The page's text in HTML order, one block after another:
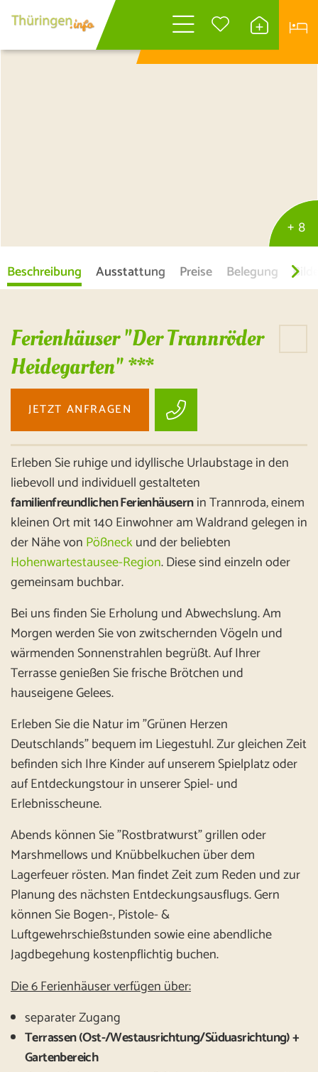
Wonach suchen
+ 8
Beschreibung Ausstattung Preise Belegung
Ferienhäuser "Der Trannröder
Heidegarten" ***
JETZT ANFRAGEN
Erleben Sie ruhige und idyllische Urlaubstage in den
liebevoll und individuell gestalteten
familienfreundlichen Ferienhäusernin Trannroda, einem
kleinen Ort mit 140 Einwohner am Waldrand gelegen in
der Nähe von Pößneckund der beliebten
Hohenwartestausee-Region. Diese sind einzeln oder
gemeinsam buchbar.
Bei uns finden Sie Erholung und Abwechslung. Am
Morgen werden Sie von zwitschernden Vögeln und
wärmenden Sonnenstrahlen begrüßt. Auf Ihrer
Terrasse genießen Sie frische Brötchen und
hauseigene Gelees.
Erleben Sie die Natur im "Grünen Herzen
Deutschlands" bequem im Liegestuhl. Zur gleichen Zeit
befinden sich Ihre Kinder auf unserem Spielplatz oder
auf Entdeckungstour in unserer Spiel- und
Erlebnisscheune.
Abends können Sie "Rostbratwurst" grillen oder
Marshmellows und Knübbelkuchen über dem
Lagerfeuer rösten. Man findet Zeit zum Reden und zur
Planung des nächsten Entdeckungsausflugs. Gern
können Sie Bogen-, Pistole- &
Luftgewehrschießstunden sowie eine abendliche
Jagdbegehung kostenpflichtig buchen.
Die 6 Ferienhäuser verfügen über:
separater Zugang
Terrassen (Ost-/Westausrichtung/Süduasrichtung) +
Gartenbereich